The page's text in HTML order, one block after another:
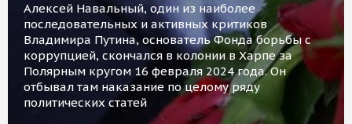
Алексей Навальный, один из наиболее
последовательных и активных критиков
Владимира Путина, основатель Фонда борьбы с
коррупцией, скончался в колонии в Харпе за
Полярным кругом 16 февраля 2024 года. Он
отбывал там наказание по целому ряду
политических статей